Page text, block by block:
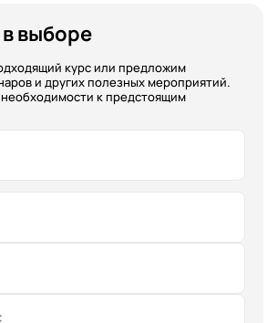
выборе
курс или предложим
и других полезных мероприятий.
к предстоящим